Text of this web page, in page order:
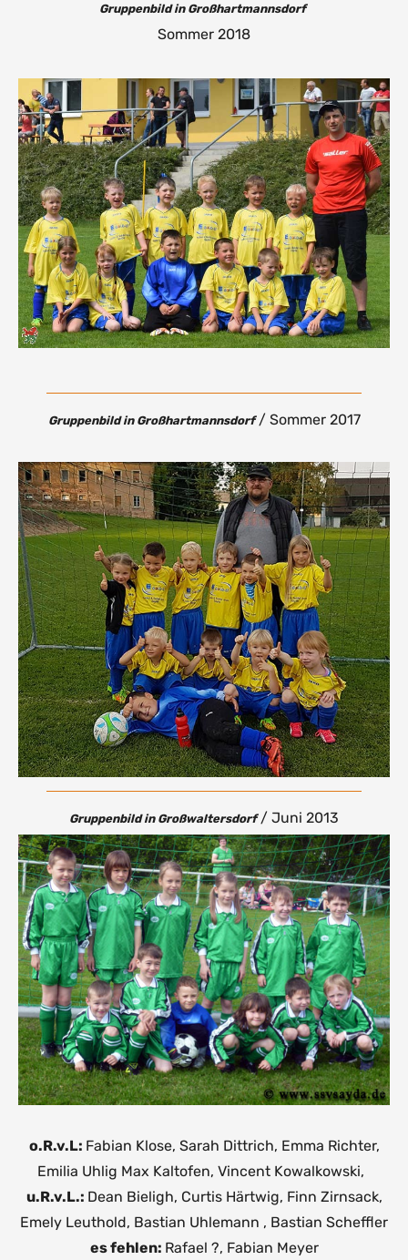
Gruppenbild in Großhartmannsdorf
Sommer 2018
Gruppenbild in Großhartmannsdorf/ Sommer 2017
Gruppenbild in Großwaltersdorf/ Juni 2013
o.R.v.L: Fabian Klose, Sarah Dittrich, Emma Richter,
Emilia Uhlig Max Kaltofen, Vincent Kowalkowski,
u.R.v.L.: Dean Bieligh, Curtis Härtwig, Finn Zirnsack,
Emely Leuthold, Bastian Uhlemann , Bastian Scheffler
es fehlen: Rafael ?, Fabian Meyer